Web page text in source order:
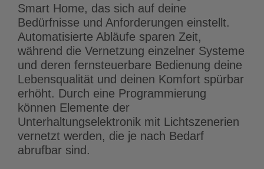
Smart Home, das sich auf deine
Bedürfnisse und Anforderungen einstellt.
Automatisierte Abläufe sparen Zeit,
während die Vernetzung einzelner Systeme
und deren fernsteuerbare Bedienung deine
Lebensqualität und deinen Komfort spürbar
erhöht. Durch eine Programmierung
können Elemente der
Unterhaltungselektronik mit Lichtszenerien
vernetzt werden, die je nach Bedarf
abrufbar sind.